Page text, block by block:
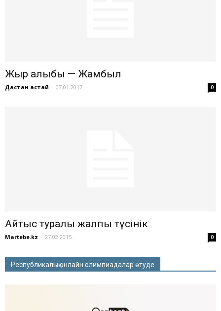
Жыр алыбы — Жамбыл
Дастан Қастай - 07.01.2017 0
Айтыс туралы жалпы түсінік
Martebe.kz - 27.02.2015 0
Республикалық онлайн олимпиадалар өтуде